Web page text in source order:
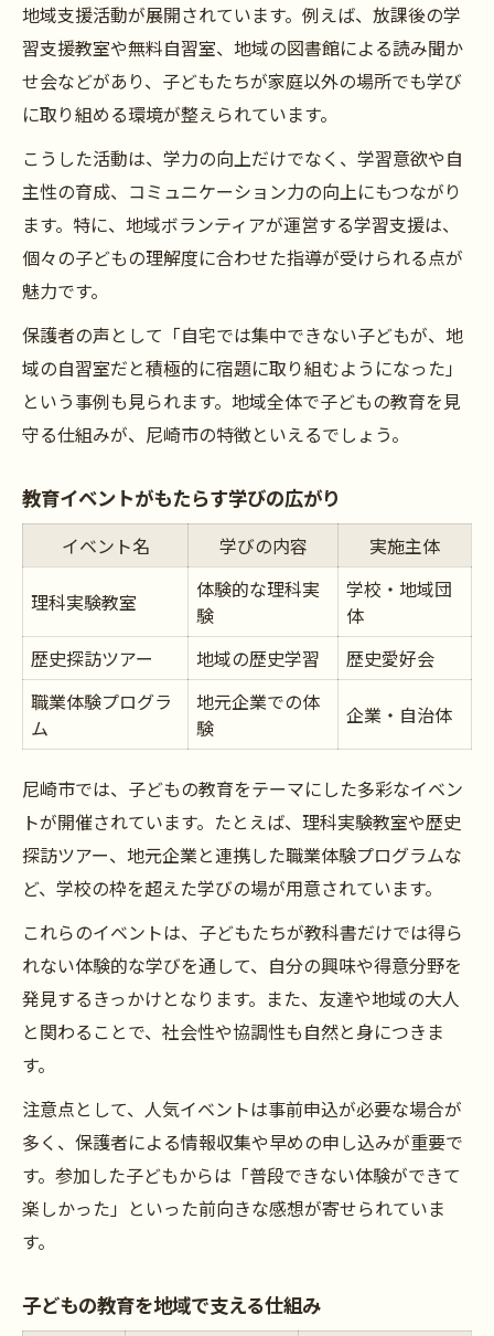
地域支援活動が展開されています。例えば、放課後の学
習支援教室や無料自習室、地域の図書館による読み聞か
せ会などがあり、子どもたちが家庭以外の場所でも学び
に取り組める環境が整えられています。
こうした活動は、学力の向上だけでなく、学習意欲や自
主性の育成、コミュニケーション力の向上にもつながり
ます。特に、地域ボランティアが運営する学習支援は、
個々の子どもの理解度に合わせた指導が受けられる点が
魅力です。
保護者の声として「自宅では集中できない子どもが、地
域の自習室だと積極的に宿題に取り組むようになった」
という事例も見られます。地域全体で子どもの教育を見
守る仕組みが、尼崎市の特徴といえるでしょう。
教育イベントがもたらす学びの広がり
イベント名 学びの内容 実施主体
理科実験教室
体験的な理科実
験
学校・地域団
体
歴史探訪ツアー
地域の歴史学習
歴史愛好会
職業体験プログラ
ム
地元企業での体
験
企業・自治体
尼崎市では、子どもの教育をテーマにした多彩なイベン
トが開催されています。たとえば、理科実験教室や歴史
探訪ツアー、地元企業と連携した職業体験プログラムな
ど、学校の枠を超えた学びの場が用意されています。
これらのイベントは、子どもたちが教科書だけでは得ら
れない体験的な学びを通して、自分の興味や得意分野を
発見するきっかけとなります。また、友達や地域の大人
と関わることで、社会性や協調性も自然と身につきま
す。
注意点として、人気イベントは事前申込が必要な場合が
多く、保護者による情報収集や早めの申し込みが重要で
す。参加した子どもからは「普段できない体験ができて
楽しかった」といった前向きな感想が寄せられていま
す。
子どもの教育を地域で支える仕組み